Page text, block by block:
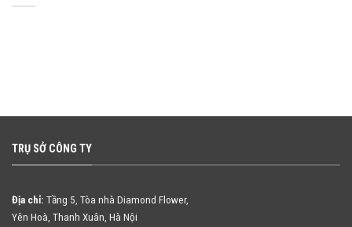
TRỤ SỞ CÔNG TY
Địa chỉ: Tầng 5, Tòa nhà Diamond Flower,
Yên Hoà, Thanh Xuân, Hà Nội